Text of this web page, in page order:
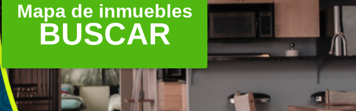
Mapa de inmuebles
BUSCAR